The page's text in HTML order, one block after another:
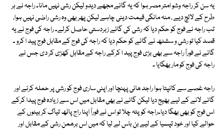
یہ سن کر راجہ وشو امتر مصر ہوا کہ یہ گائے مجھے دیدو لیکن رشی نہیں مانا۔ راجہ نے ہر
طرح کے لالچ دیے ، منہ مانگی قیمت دینی چاہے لیکن پھر بھی وہ رشی راضی نہیں ہوا،
تب راجہ نے فوج کو حکم دیا کہ رشی کی گائے زبردستی حاصل کرلے۔ راجہ کی فوج نے یہ
قصد کیا تو رشی و سشٹھ نے گائے کو حکم دیا کہ راجہ کی فوج کے مقابل فوج پید ا کرو ۔
گائے نے فوراً راجہ سے بھی بڑی فوج پید ا کرکے راجہ کے مقابل کھڑی کر دی جس نے
راجہ کی فوج کو مار بھگایا ۔
راجہ غصے سے کانپتا ہوا راجد ھانی پہنچا اور اپنی ساری فوج کو رشی پر حملہ کرنے اور
گائے لانے کے لیے بھیج دیا لیکن گائے نے بھی مقابل میں اس سے زیادہ فوج پیدا کرکے
اس فوج کو بھی بھگا دیا۔راجہ کو پتہ چلا تو اس نے فوراً اپنا راج پاٹھ تیاگ کر بیٹوں کے
حوالے کیا اور خود تپسیا کے لیے بن باس لے لیا کہ میں اس برھمن رشی کے مقابل اور